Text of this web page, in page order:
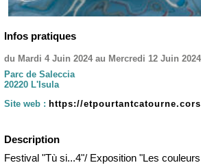
Infos pratiques
du Mardi 4 Juin 2024 au Mercredi 12 Juin 2024
Parc de Saleccia
20220 L'Isula
Site web : https://
Description
Festival "Tù si...4"/ Exposition "Les